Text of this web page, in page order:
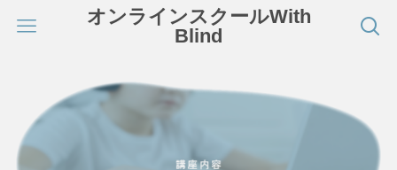
オンラインスクールWith
Blind